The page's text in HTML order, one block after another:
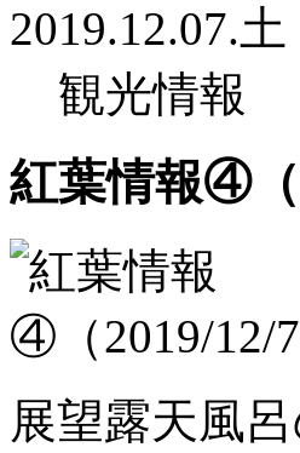
2019.12.07.土
観光情報
紅葉情報④（
展望露天風